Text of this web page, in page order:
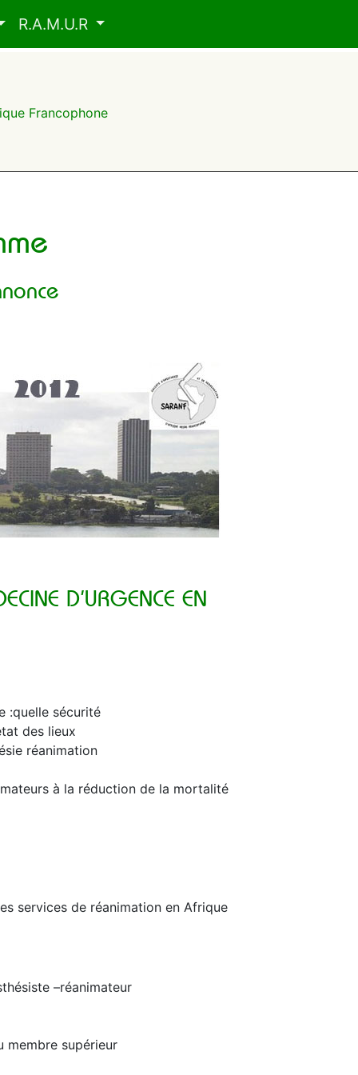
R.A.M.U.R
Francophone
D’URGENCE EN
:quelle sécurité
des lieux
réanimation
à la réduction de la mortalité
services de réanimation en Afrique
–réanimateur
membre supérieur